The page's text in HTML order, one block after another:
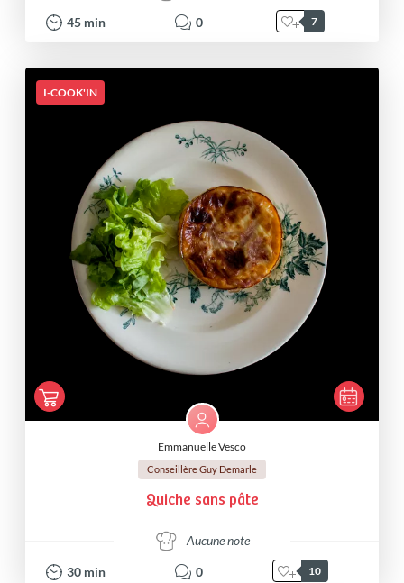
45 min 0 7
I-COOK'IN
Emmanuelle Vesco
Conseillère Guy Demarle
Quiche sans pâte
Aucune note
30 min 0 10